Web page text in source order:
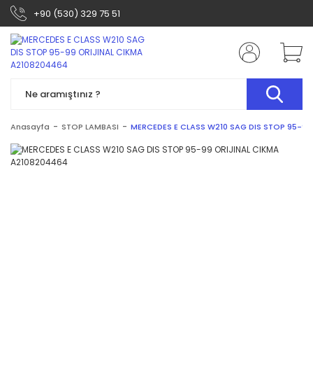
+90 (530) 329 75 51
Anasayfa STOP LAMBASI MERCEDES E CLASS W210 SAG DIS STOP 95-